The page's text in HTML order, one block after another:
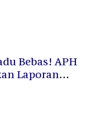
Bebas! APH
Laporan